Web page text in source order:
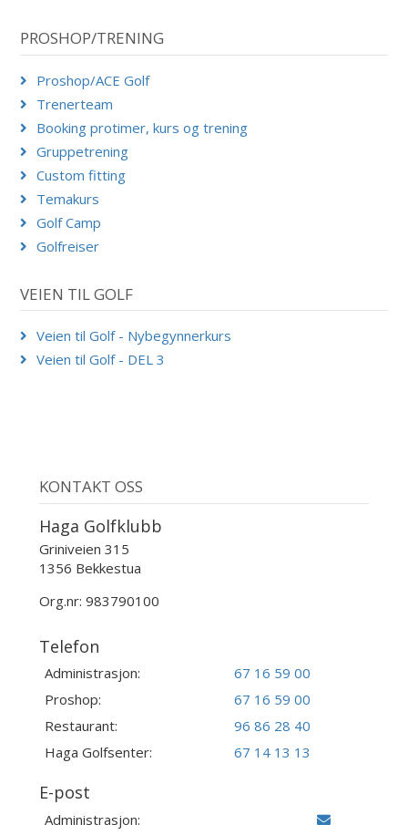
PROSHOP/TRENING
Proshop/ACE Golf
Trenerteam
Booking protimer, kurs og trening
Gruppetrening
Custom fitting
Temakurs
Golf Camp
Golfreiser
VEIEN TIL GOLF
Veien til Golf - Nybegynnerkurs
Veien til Golf - DEL 3
KONTAKT OSS
Haga Golfklubb
Griniveien 315
1356 Bekkestua
Org.nr: 983790100
Telefon
Administrasjon:
67 16 59 00
Proshop:
67 16 59 00
Restaurant:
96 86 28 40
Haga Golfsenter:
67 14 13 13
E-post
Administrasjon: